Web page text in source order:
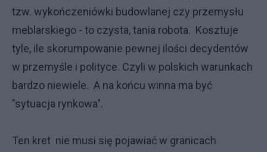
tzw. wykończeniówki budowlanej czy przemysłu
meblarskiego - to czysta, tania robota. Kosztuje
tyle, ile skorumpowanie pewnej ilości decydentów
w przemyśle i polityce. Czyli w polskich warunkach
bardzo niewiele. A na końcu winna ma być
"sytuacja rynkowa".
Ten kret nie musi się pojawiać w granicach